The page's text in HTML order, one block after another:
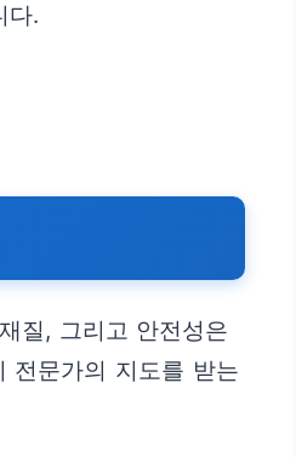
다.
질, 그리고 안전성은
전문가의 지도를 받는